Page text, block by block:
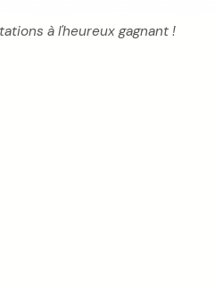
à l'heureux gagnant !